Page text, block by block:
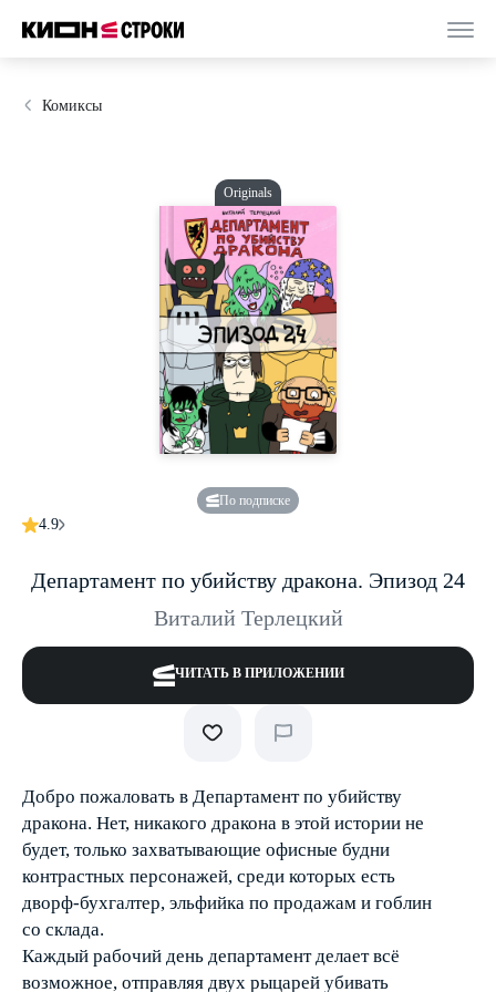
Комиксы
По подписке
4.9
Департамент по убийству дракона. Эпизод 24
Виталий Терлецкий
ЧИТАТЬ В ПРИЛОЖЕНИИ
Добро пожаловать в Департамент по убийству
дракона. Нет, никакого дракона в этой истории не
будет, только захватывающие офисные будни
контрастных персонажей, среди которых есть
дворф-бухгалтер, эльфийка по продажам и гоблин
со склада.
Каждый рабочий день департамент делает всё
возможное, отправляя двух рыцарей убивать
Originals